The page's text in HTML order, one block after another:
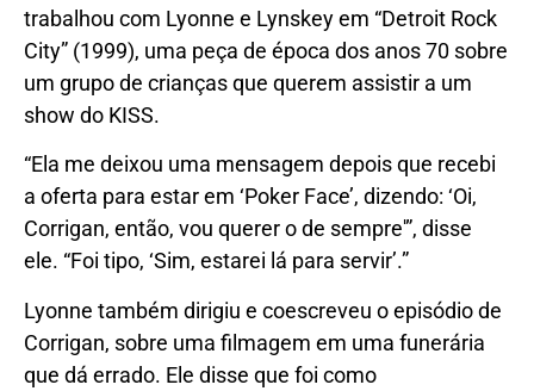
trabalhou com Lyonne e Lynskey em “Detroit Rock
City” (1999), uma peça de época dos anos 70 sobre
um grupo de crianças que querem assistir a um
show do KISS.
“Ela me deixou uma mensagem depois que recebi
a oferta para estar em ‘Poker Face’, dizendo: ‘Oi,
Corrigan, então, vou querer o de sempre'”, disse
ele. “Foi tipo, ‘Sim, estarei lá para servir’.”
Lyonne também dirigiu e coescreveu o episódio de
Corrigan, sobre uma filmagem em uma funerária
que dá errado. Ele disse que foi como